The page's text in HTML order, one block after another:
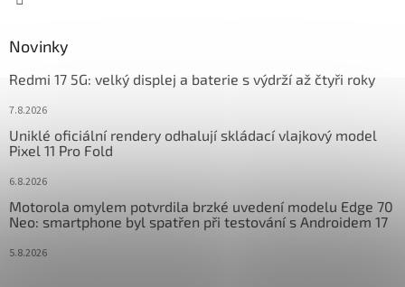
Novinky
Redmi 17 5G: velký displej a baterie s výdrží až čtyři roky
7.8.2026
Uniklé oficiální rendery odhalují skládací vlajkový model
Pixel 11 Pro Fold
6.8.2026
Motorola omylem potvrdila brzké uvedení modelu Edge 70
Neo: smartphone byl spatřen při testování s Androidem 17
5.8.2026